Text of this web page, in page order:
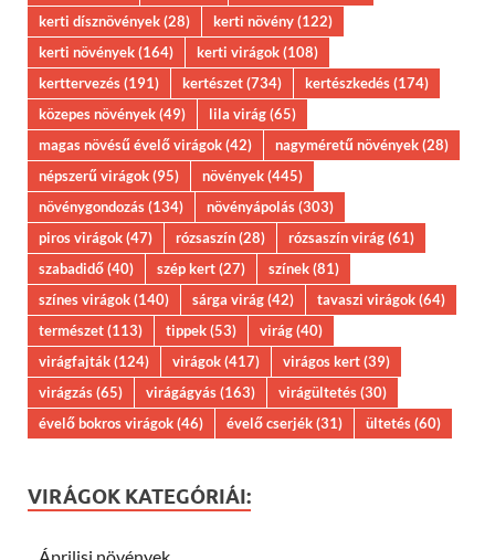
kerti dísznövények(28) kerti növény(122)
kerti növények(164) kerti virágok(108)
kerttervezés(191) kertészet(734) kertészkedés(174)
közepes növények(49) lila virág(65)
magas növésű évelő virágok(42) nagyméretű növények(28)
népszerű virágok(95) növények(445)
növénygondozás(134) növényápolás(303)
piros virágok(47) rózsaszín(28) rózsaszín virág(61)
szabadidő(40) szép kert(27) színek(81)
színes virágok(140) sárga virág(42) tavaszi virágok(64)
természet(113) tippek(53) virág(40)
virágfajták(124) virágok(417) virágos kert(39)
virágzás(65) virágágyás(163) virágültetés(30)
évelő bokros virágok(46) évelő cserjék(31) ültetés(60)
VIRÁGOK KATEGÓRIÁI: